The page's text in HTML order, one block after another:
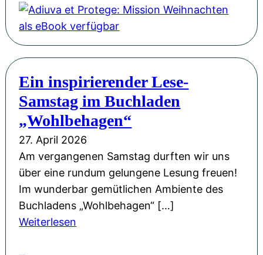
H
L
u
d
w
i
g
s
b
u
r
g
g
-
S
a
ß
!
r
F
o
r
i
n
M
ü
l
l
e
r
ö
f
f
e
n
t
l
i
c
h
t
M
u
s
i
u
e
t
P
r
t
e
:
Ein inspirierender Lese-
Samstag im Buchladen
„Wohlbehagen“
27. April 2026
Am vergangenen Samstag durften wir uns
über eine rundum gelungene Lesung freuen!
Im wunderbar gemütlichen Ambiente des
Buchladens „Wohlbehagen“ […]
Weiterlesen